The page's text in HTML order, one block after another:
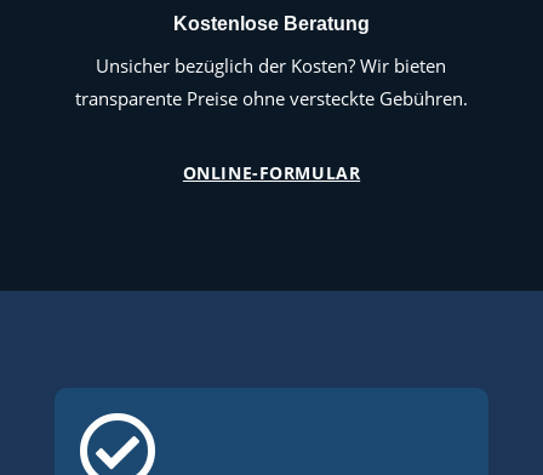
Kostenlose Beratung
Unsicher bezüglich der Kosten? Wir bieten
transparente Preise ohne versteckte Gebühren.
ONLINE-FORMULAR
